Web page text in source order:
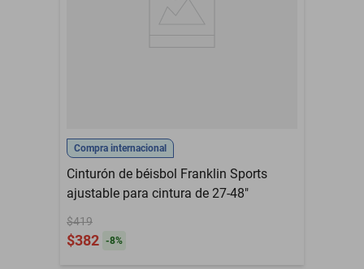
Garantía con Proveedor
contra defectos de
fabricación que se
detecten al recibir el
Compra internacional
Cinturón de béisbol Franklin Sports
ajustable para cintura de 27-48"
$419
$382 -8%